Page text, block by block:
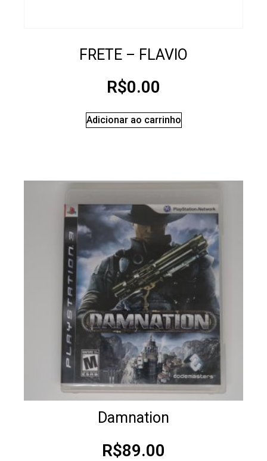
FRETE – FLAVIO
R$0.00
Adicionar ao carrinho
Damnation
R$89.00